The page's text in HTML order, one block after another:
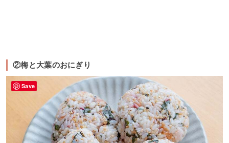
②梅と大葉のおにぎり
Save